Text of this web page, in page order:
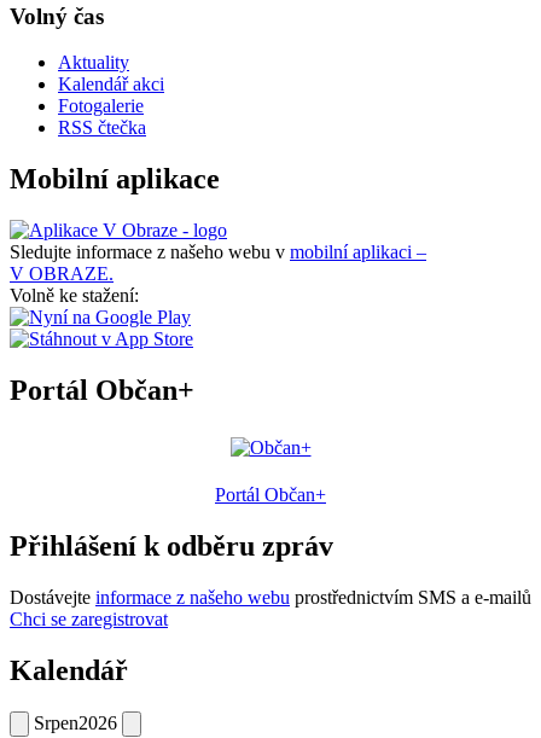
Volný čas
Aktuality
Kalendář akci
Fotogalerie
RSS čtečka
Mobilní aplikace
Sledujte informace z našeho webu v mobilní aplikaci –
V OBRAZE.
Volně ke stažení:
Portál Občan+
Portál Občan+
Přihlášení k odběru zpráv
Dostávejte informace z našeho webu prostřednictvím SMS a e-mailů
Chci se zaregistrovat
Kalendář
Srpen2026